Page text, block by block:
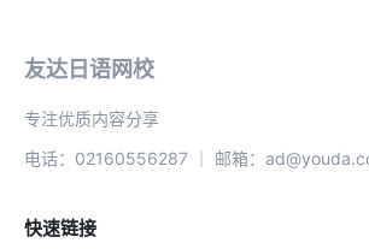
友达日语网校
专注优质内容分享
电话：02160556287 ｜ 邮箱：
快速链接